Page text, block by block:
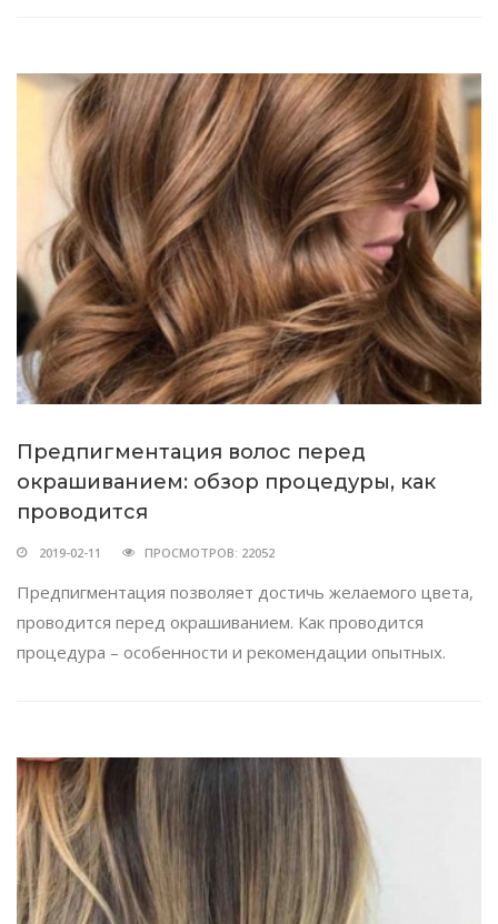
Предпигментация волос перед
окрашиванием: обзор процедуры, как
проводится
2019-02-11 ПРОСМОТРОВ: 22052
Предпигментация позволяет достичь желаемого цвета,
проводится перед окрашиванием. Как проводится
процедура – особенности и рекомендации опытных.